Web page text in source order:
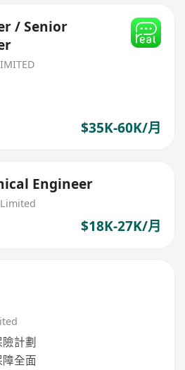
/ Senior
$35K-60K/月
Engineer
$18K-27K/月
計劃
全面